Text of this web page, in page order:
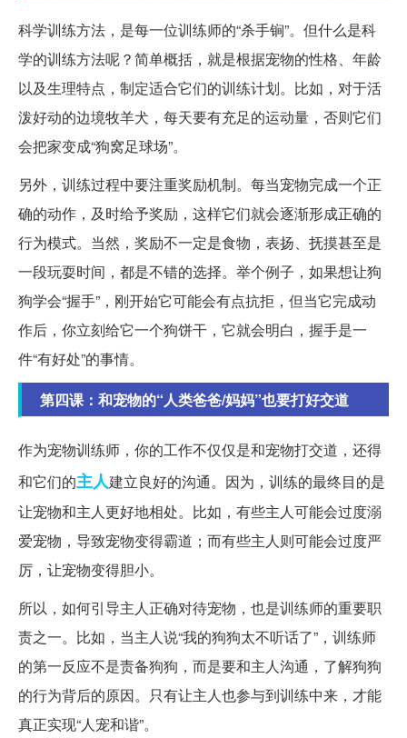
科学训练方法，是每一位训练师的“杀手锏”。但什么是科
学的训练方法呢？简单概括，就是根据宠物的性格、年龄
以及生理特点，制定适合它们的训练计划。比如，对于活
泼好动的边境牧羊犬，每天要有充足的运动量，否则它们
会把家变成“狗窝足球场”。
另外，训练过程中要注重奖励机制。每当宠物完成一个正
确的动作，及时给予奖励，这样它们就会逐渐形成正确的
行为模式。当然，奖励不一定是食物，表扬、抚摸甚至是
一段玩耍时间，都是不错的选择。举个例子，如果想让狗
狗学会“握手”，刚开始它可能会有点抗拒，但当它完成动
作后，你立刻给它一个狗饼干，它就会明白，握手是一
件“有好处”的事情。
第四课：和宠物的“人类爸爸/妈妈”也要打好交道
作为宠物训练师，你的工作不仅仅是和宠物打交道，还得
和它们的主人建立良好的沟通。因为，训练的最终目的是
让宠物和主人更好地相处。比如，有些主人可能会过度溺
爱宠物，导致宠物变得霸道；而有些主人则可能会过度严
厉，让宠物变得胆小。
所以，如何引导主人正确对待宠物，也是训练师的重要职
责之一。比如，当主人说“我的狗狗太不听话了”，训练师
的第一反应不是责备狗狗，而是要和主人沟通，了解狗狗
的行为背后的原因。只有让主人也参与到训练中来，才能
真正实现“人宠和谐”。